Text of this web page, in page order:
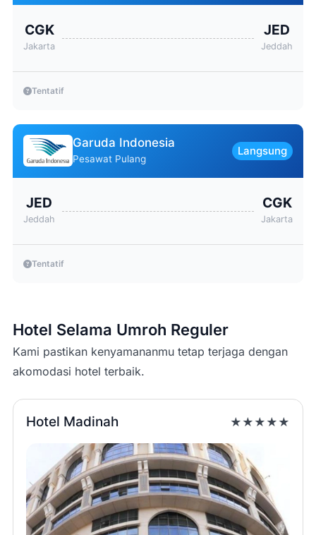
CGK
Jakarta
JED
Jeddah
Tentatif
Garuda Indonesia
Pesawat Pulang
Langsung
JED
Jeddah
CGK
Jakarta
Tentatif
Hotel Selama Umroh Reguler
Kami pastikan kenyamananmu tetap terjaga dengan
akomodasi hotel terbaik.
Hotel Madinah ★★★★★